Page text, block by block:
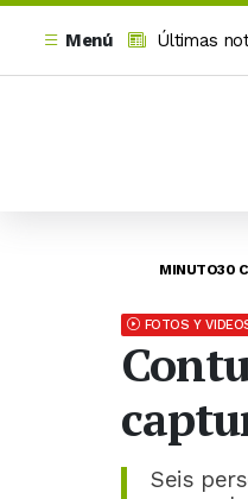
Menú
Últimas
MINUTO30
FOTOS Y
Seis